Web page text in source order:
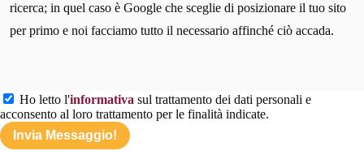
ricerca; in quel caso è Google che sceglie di posizionare il tuo sito
per primo e noi facciamo tutto il necessario affinché ciò accada.
Ho letto l'informativa sul trattamento dei dati personali e
acconsento al loro trattamento per le finalità indicate.